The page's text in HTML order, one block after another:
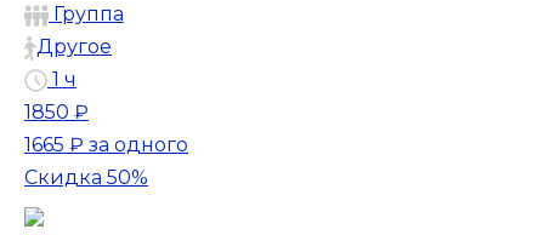
Группа
Другое
1 ч
1850 ₽
1665 ₽ за одного
Скидка 50%